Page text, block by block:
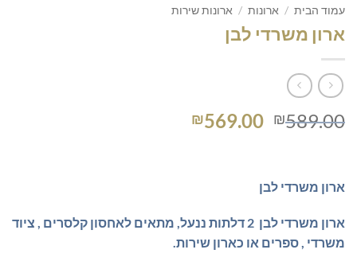
עמוד הבית / ארונות / ארונות שירות
ארון משרדי לבן
₪589.00
המחיר ₪569.00
ארון משרדי לבן
ארון משרדי לבן 2 דלתות ננעל, מתאים לאחסון קלסרים , ציוד
משרדי , ספרים או כארון שירות.